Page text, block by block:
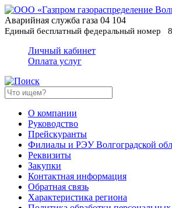
Аварийная служба газа 04 104
Единый бесплатный федеральный номер
Личный кабинет
Оплата услуг
О компании
Руководство
Прейскуранты
Филиалы и РЭУ Волгоградской
Реквизиты
Закупки
Контактная информация
Обратная связь
Характеристика региона